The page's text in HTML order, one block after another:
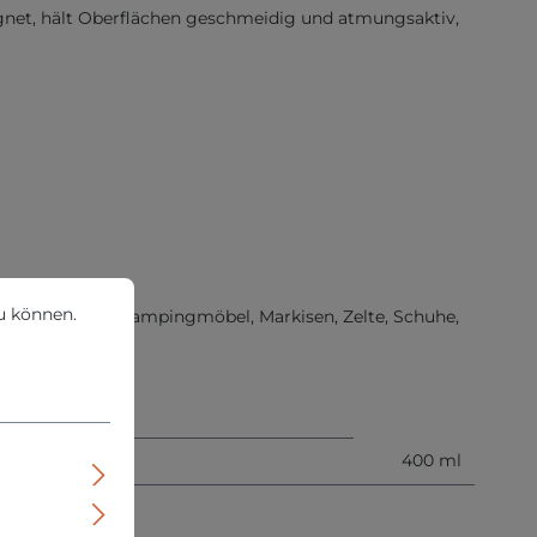
hält Oberflächen geschmeidig und atmungsaktiv,
Campingmöbel, Markisen, Zelte, Schuhe,
400 ml
Mehr Informationen ...
können.